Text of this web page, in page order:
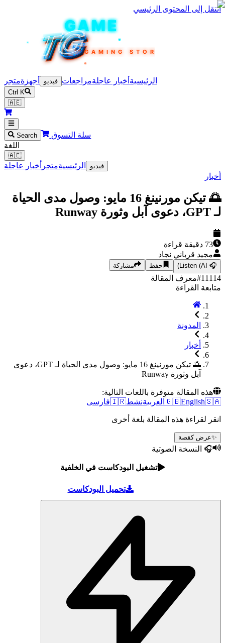
إلى المحتوى الرئيسي
TEKINGAME
TG
TG
TG
TG
TGGAMING STORE
الرئيسية أخبار عاجلة مراجعات فيديو أجهزة متجر
Ctrl K
Search
سلة التسوق
الرئيسية متجرأخبار عاجلة
🌅 تيكن مورنينغ 16 مايو: وصول مدى الحياة
دقيقة قراءة
قرباني نجاد
Listen حفظ مشاركة
#معرف المقالة
القراءة
المدونة
أخبار
🌅 تيكن مورنينغ 16 مايو: وصول مدى الحياة لـ GPT، دعوى
آبل وثورة Runway
المقالة متوفرة باللغات التالية:
🇬🇧English العربية نشط🇮🇷فارسی
هذه المقالة بلغة أخرى
كقصة
الصوتية
تشغيل البودكاست في الخلفية
تحميل البودكاست